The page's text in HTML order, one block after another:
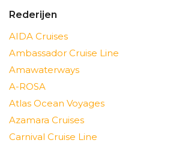
Rederijen
AIDA Cruises
Ambassador Cruise Line
Amawaterways
A-ROSA
Atlas Ocean Voyages
Azamara Cruises
Carnival Cruise Line